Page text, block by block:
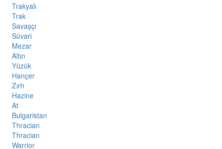
Trakyalı
Trak
Savaşçı
Süvari
Mezar
Altın
Yüzük
Hançer
Zırh
Hazine
At
Bulgaristan
Thracian
Thracian
Warrior